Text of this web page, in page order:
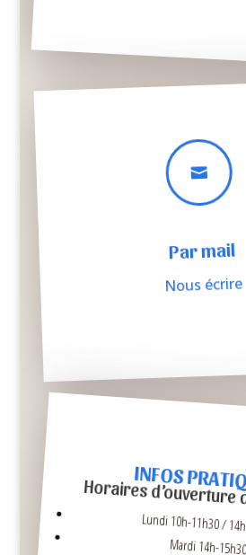

Par mail
Nous écrire
INFOS
Horaires d’ouverture
Lundi 10h-11h30 /
Mardi 14h-